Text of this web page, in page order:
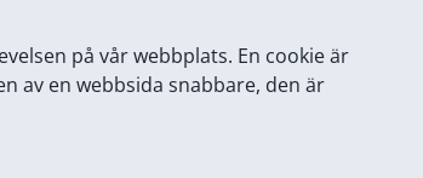
på vår webbplats. En cookie är
av en webbsida snabbare, den är